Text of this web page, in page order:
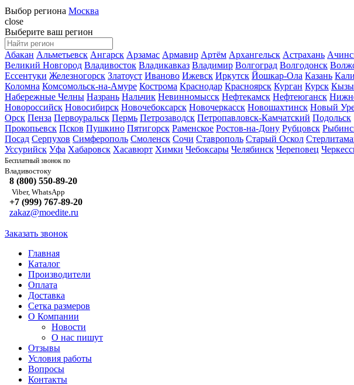
Выбор региона Москва
close
Выберите ваш регион
Абакан Альметьевск Ангарск Арзамас Армавир Артём Архангельск Астрахань
Великий Новгород Владивосток Владикавказ Владимир Волгоград Волгодонск
Ессентуки Железногорск Златоуст Иваново Ижевск Иркутск Йошкар-Ола Казань
Коломна Комсомольск-на-Амуре Кострома Краснодар Красноярск Курган Курск
Набережные Челны Назрань Нальчик Невинномысск Нефтекамск Нефтеюганск
Новороссийск Новосибирск Новочебоксарск Новочеркасск Новошахтинск Новый
Орск Пенза Первоуральск Пермь Петрозаводск Петропавловск-Камчатский Подольск
Прокопьевск Псков Пушкино Пятигорск Раменское Ростов-на-Дону Рубцовск
Посад Серпухов Симферополь Смоленск Сочи Ставрополь Старый Оскол
Уссурийск Уфа Хабаровск Хасавюрт Химки Чебоксары Челябинск Череповец
Бесплатный звонок по
Владивостоку
8 (800) 550-89-20
Viber, WhatsApp
+7 (999) 767-89-20
zakaz@moedite.ru
Заказать звонок
Главная
Каталог
Производители
Оплата
Доставка
Сетка размеров
О Компании
Новости
О нас пишут
Отзывы
Условия работы
Вопросы
Контакты